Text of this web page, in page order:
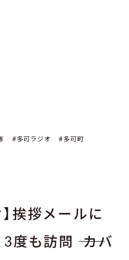
#多可ラジオ
#多可町
】挨拶メールに
度も訪問 ―― カバ